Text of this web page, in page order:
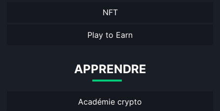
NFT
Play to Earn
APPRENDRE
Académie crypto